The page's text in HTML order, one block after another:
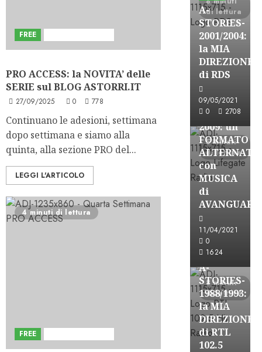
FREE
PRO ACCESS: la NOVITA’ delle
SERIE sul BLOG ASTORRI.IT
27/09/2025 0 778
Continuano le adesioni, settimana
dopo settimana e siamo alla
quinta, alla sezione PRO del...
LEGGI L'ARTICOLO
4 minuti di lettura
FREE
di lettura
A-
STORIES-
2001/2004:
la MIA
DIREZIONE
di RDS
09/05/2021
0
2708
5 minuti
di lettura
A-Stories
Formazione
A-
STORIES-
2009: un
FORMATO
con
MUSICA
di
11/04/2021
0
1624
8 minuti
di lettura
Formazione
FREE
A-
STORIES-
1988/1993:
la MIA
DIREZIONE
di RTL
102.5